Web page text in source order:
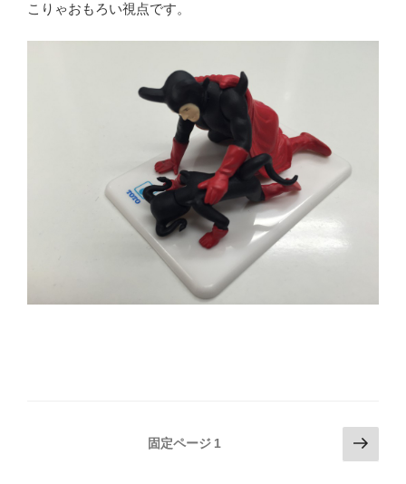
こりゃおもろい視点です。
固定ページ 1
次
の